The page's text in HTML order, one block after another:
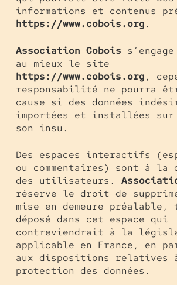
informations et contenus
https://www.cobois.org.
Association Cobois
au mieux le site
https://www.cobois.org ,
responsabilité ne pourra
cause si des données
importées et installées
son insu.
Des espaces interactifs
ou commentaires) sont à la
des utilisateurs.
réserve le droit de
mise en demeure préalable,
déposé dans cet espace qui
contreviendrait à la
applicable en France, en
aux dispositions relatives
protection des données.